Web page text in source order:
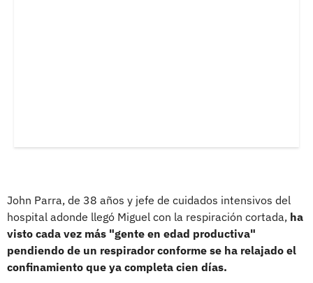
John Parra, de 38 años y jefe de cuidados intensivos del
hospital adonde llegó Miguel con la respiración cortada, ha
visto cada vez más "gente en edad productiva"
pendiendo de un respirador conforme se ha relajado el
confinamiento que ya completa cien días.